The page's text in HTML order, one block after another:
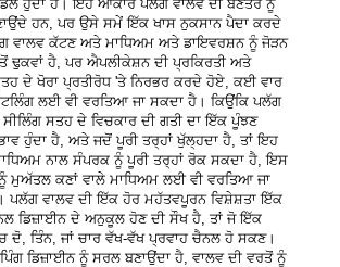
ਹੁੰਦਾ ਹੈ। ਇਹ ਆਕਾਰ ਪਲੱਗ ਵਾਲਵ ਦੀ ਬਣਤਰ ਨੂੰ
ਹਨ, ਪਰ ਉਸੇ ਸਮੇਂ ਇੱਕ ਖਾਸ ਨੁਕਸਾਨ ਪੈਦਾ ਕਰਦੇ
ਵਾਲਵ ਕੱਟਣ ਅਤੇ ਮਾਧਿਅਮ ਅਤੇ ਡਾਇਵਰਸ਼ਨ ਨੂੰ ਜੋੜਨ
ਢੁਕਵਾਂ ਹੈ, ਪਰ ਐਪਲੀਕੇਸ਼ਨ ਦੀ ਪ੍ਰਕਿਰਤੀ ਅਤੇ
ਦੇ ਖੋਰਾ ਪ੍ਰਤੀਰੋਧ 'ਤੇ ਨਿਰਭਰ ਕਰਦੇ ਹੋਏ, ਕਈ ਵਾਰ
ਲਈ ਵੀ ਵਰਤਿਆ ਜਾ ਸਕਦਾ ਹੈ। ਕਿਉਂਕਿ ਪਲੱਗ
ਸੀਲਿੰਗ ਸਤਹ ਦੇ ਵਿਚਕਾਰ ਦੀ ਗਤੀ ਦਾ ਇੱਕ ਪੂੰਝਣ
ਹੁੰਦਾ ਹੈ, ਅਤੇ ਜਦੋਂ ਪੂਰੀ ਤਰ੍ਹਾਂ ਖੁੱਲ੍ਹਦਾ ਹੈ, ਤਾਂ ਇਹ
ਨਾਲ ਸੰਪਰਕ ਨੂੰ ਪੂਰੀ ਤਰ੍ਹਾਂ ਰੋਕ ਸਕਦਾ ਹੈ, ਇਸ
ਕਣਾਂ ਵਾਲੇ ਮਾਧਿਅਮ ਲਈ ਵੀ ਵਰਤਿਆ ਜਾ
ਪਲੱਗ ਵਾਲਵ ਦੀ ਇੱਕ ਹੋਰ ਮਹੱਤਵਪੂਰਨ ਵਿਸ਼ੇਸ਼ਤਾ ਇੱਕ
ਡਿਜ਼ਾਈਨ ਦੇ ਅਨੁਕੂਲ ਹੋਣ ਦੀ ਸੌਖ ਹੈ, ਤਾਂ ਜੋ ਇੱਕ
ਦੋ, ਤਿੰਨ, ਜਾਂ ਚਾਰ ਵੱਖ-ਵੱਖ ਪ੍ਰਵਾਹ ਚੈਨਲ ਹੋ ਸਕਣ।
ਡਿਜ਼ਾਈਨ ਨੂੰ ਸਰਲ ਬਣਾਉਂਦਾ ਹੈ, ਵਾਲਵ ਦੀ ਵਰਤੋਂ ਨੂੰ